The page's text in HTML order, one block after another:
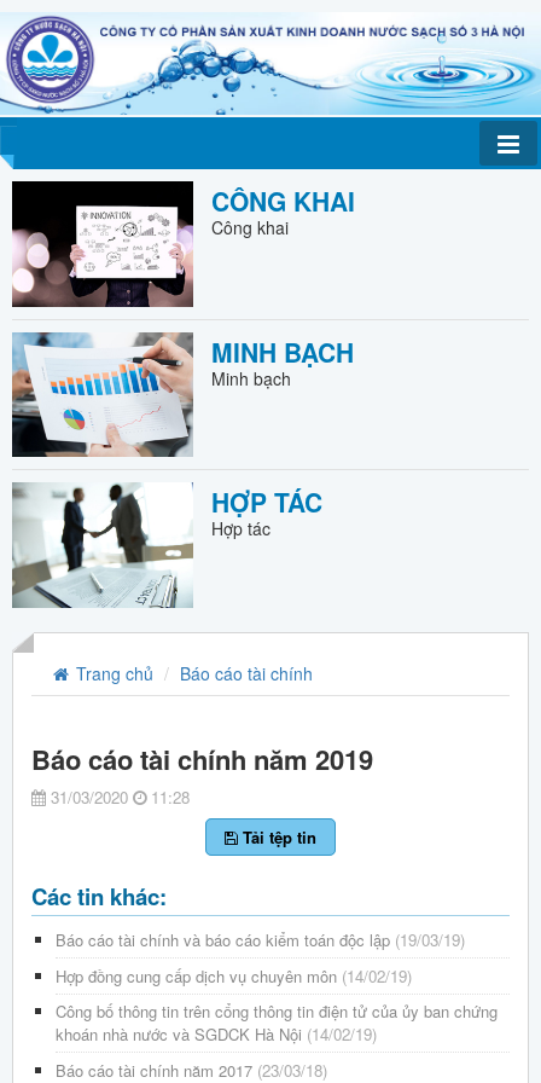
CÔNG KHAI
Công khai
MINH BẠCH
Minh bạch
HỢP TÁC
Hợp tác
Trang chủ Báo cáo tài chính
Báo cáo tài chính năm 2019
31/03/2020
11:28
Tải tệp tin
Các tin khác:
Báo cáo tài chính và báo cáo kiểm toán độc lập (19/03/19)
Hợp đồng cung cấp dịch vụ chuyên môn (14/02/19)
Công bố thông tin trên cổng thông tin điện tử của ủy ban chứng
khoán nhà nước và SGDCK Hà Nội (14/02/19)
Báo cáo tài chính năm 2017 (23/03/18)